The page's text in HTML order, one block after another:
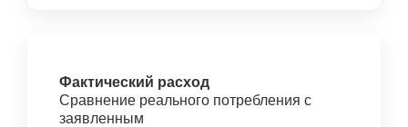
Фактический расход
Сравнение реального потребления с
заявленным